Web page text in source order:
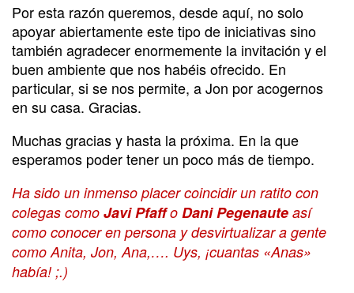
Por esta razón queremos, desde aquí, no solo
apoyar abiertamente este tipo de iniciativas sino
también agradecer enormemente la invitación y el
buen ambiente que nos habéis ofrecido. En
particular, si se nos permite, a Jon por acogernos
en su casa. Gracias.
Muchas gracias y hasta la próxima. En la que
esperamos poder tener un poco más de tiempo.
Ha sido un inmenso placer coincidir un ratito con
colegas como Javi Pfaffo Dani Pegenaute así
como conocer en persona y desvirtualizar a gente
como Anita, Jon, Ana,…. Uys, ¡cuantas «Anas»
había! ;.)